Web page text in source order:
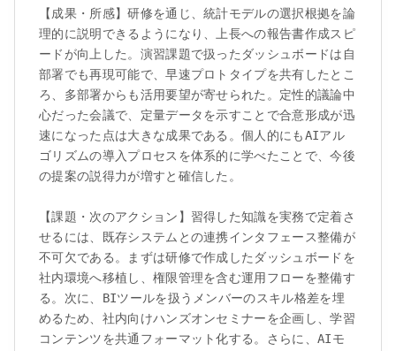
【成果・所感】研修を通じ、統計モデルの選択根拠を論
理的に説明できるようになり、上長への報告書作成スピ
ードが向上した。演習課題で扱ったダッシュボードは自
部署でも再現可能で、早速プロトタイプを共有したとこ
ろ、多部署からも活用要望が寄せられた。定性的議論中
心だった会議で、定量データを示すことで合意形成が迅
速になった点は大きな成果である。個人的にもAIアル
ゴリズムの導入プロセスを体系的に学べたことで、今後
の提案の説得力が増すと確信した。
【課題・次のアクション】習得した知識を実務で定着さ
せるには、既存システムとの連携インタフェース整備が
不可欠である。まずは研修で作成したダッシュボードを
社内環境へ移植し、権限管理を含む運用フローを整備す
る。次に、BIツールを扱うメンバーのスキル格差を埋
めるため、社内向けハンズオンセミナーを企画し、学習
コンテンツを共通フォーマット化する。さらに、AIモ